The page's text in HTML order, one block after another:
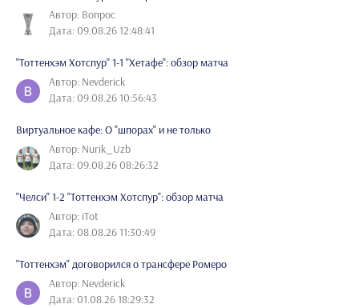
Автор: Вопрос
Дата: 09.08.26 12:48:41
"Тоттенхэм Хотспур" 1-1 "Хетафе": обзор матча
Автор: Nevderick
Дата: 09.08.26 10:56:43
Виртуальное кафе: О "шпорах" и не только
Автор: Nurik_Uzb
Дата: 09.08.26 08:26:32
"Челси" 1-2 "Тоттенхэм Хотспур": обзор матча
Автор: iTot
Дата: 08.08.26 11:30:49
"Тоттенхэм" договорился о трансфере Ромеро
Автор: Nevderick
Дата: 01.08.26 18:29:32